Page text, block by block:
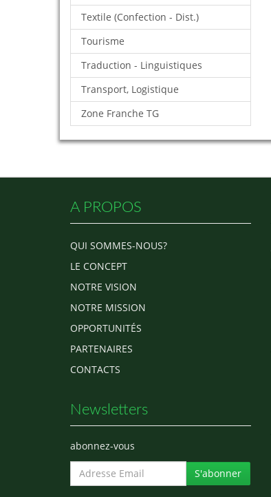
Textile (Confection - Dist.)
Tourisme
Traduction - Linguistiques
Transport, Logistique
Zone Franche TG
A PROPOS
QUI SOMMES-NOUS?
LE CONCEPT
NOTRE VISION
NOTRE MISSION
OPPORTUNITÉS
PARTENAIRES
CONTACTS
Newsletters
abonnez-vous
S'abonner